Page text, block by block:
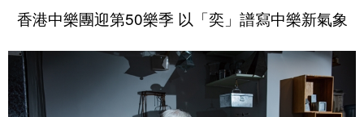
香港中樂團迎第50樂季 以「奕」譜寫中樂新氣象